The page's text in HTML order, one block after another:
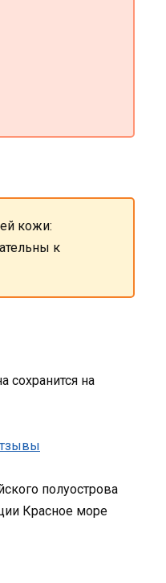
кожи:
к
сохранится на
полуострова
Красное море